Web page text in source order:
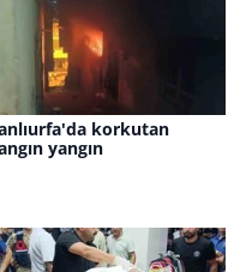
korkutan
yangın